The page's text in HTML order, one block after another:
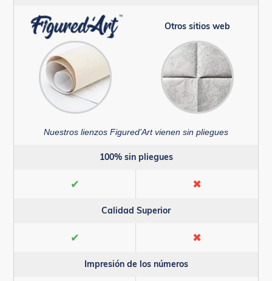
Otros sitios web
Nuestros lienzos Figured'Art vienen sin pliegues
100% sin pliegues
✔ ✖
Calidad Superior
✔ ✖
Impresión de los números